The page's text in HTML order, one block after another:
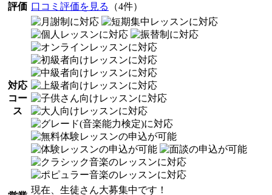
評価 口コミ評価を見る （4件）
対応
コー
ス
現在、生徒さん大募集中です！